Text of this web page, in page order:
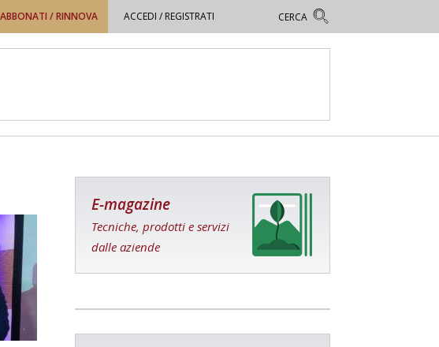
ABBONATI / RINNOVA ACCEDI / REGISTRATI
E-magazine
Tecniche, prodotti e servizi
dalle aziende